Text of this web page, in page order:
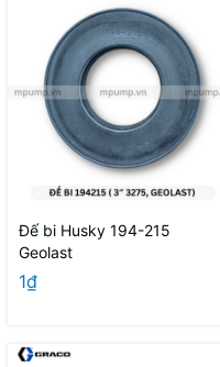
Đế bi Husky 194-215
Geolast
1₫